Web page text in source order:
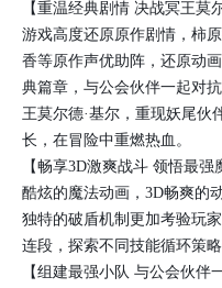
【重温经典剧情 决战冥王莫
游戏高度还原原作剧情，柿
香等原作声优助阵，还原动
典篇章，与公会伙伴一起对
王莫尔德·基尔，重现妖尾伙
长，在冒险中重燃热血。
【畅享3D激爽战斗 领悟最强
酷炫的魔法动画，3D畅爽的
独特的破盾机制更加考验玩
连段，探索不同技能循环策
【组建最强小队 与公会伙伴